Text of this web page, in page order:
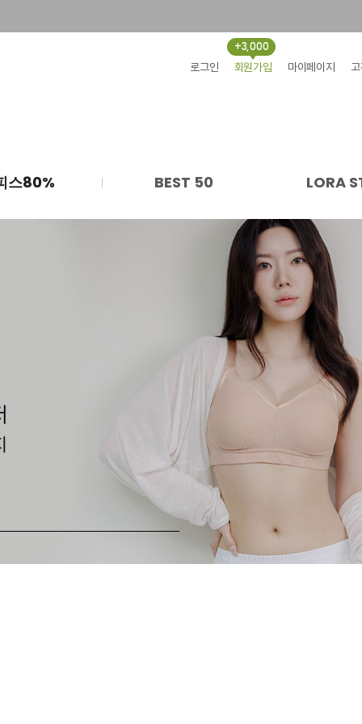
로그인 회원가입
+3,000
마이페이지
스80% BEST 50 LORA